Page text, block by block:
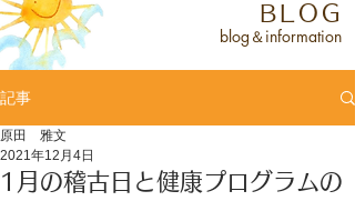
BLOG
blog＆information
記事
1月の稽古日と健康プログラムの
原田 雅文
2021年12月4日